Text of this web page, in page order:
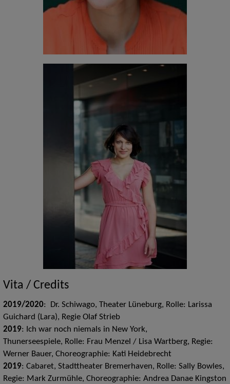
Vita / Credits
2019/2020: Dr. Schiwago, Theater Lüneburg, Rolle: Larissa
Guichard (Lara), Regie Olaf Strieb
2019: Ich war noch niemals in New York,
Thunerseespiele, Rolle: Frau Menzel / Lisa Wartberg, Regie:
Werner Bauer, Choreographie: Kati Heidebrecht
2019: Cabaret, Stadttheater Bremerhaven, Rolle: Sally Bowles,
Regie: Mark Zurmühle, Choreographie: Andrea Danae Kingston